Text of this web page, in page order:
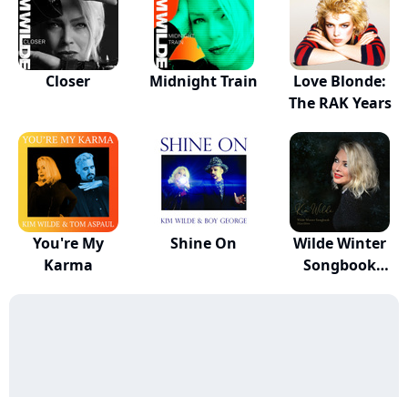
Closer Midnight Train
Love Blonde:
The RAK Years
You're My
Karma
Shine On
Wilde Winter
Songbook